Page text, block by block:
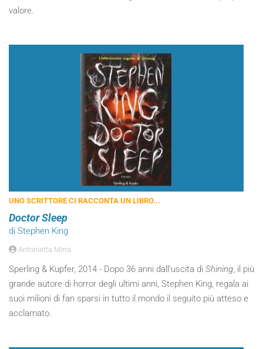
valore.
UNO SCRITTORE CI RACCONTA UN LIBRO...
Doctor Sleep
di Stephen King
Antonietta Mirra
Sperling & Kupfer, 2014 - Dopo 36 anni dall’uscita di Shining, il più
grande autore di horror degli ultimi anni, Stephen King, regala ai
suoi milioni di fan sparsi in tutto il mondo il seguito più atteso e
acclamato.